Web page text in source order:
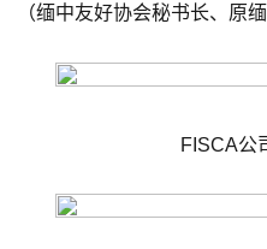
（缅中友好协会秘书长、原
FISCA公